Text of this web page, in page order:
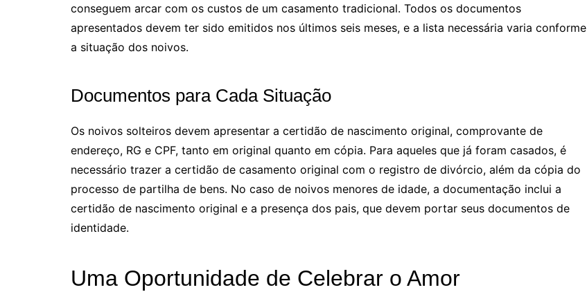
conseguem arcar com os custos de um casamento tradicional. Todos os documentos
apresentados devem ter sido emitidos nos últimos seis meses, e a lista necessária varia conforme
a situação dos noivos.
Documentos para Cada Situação
Os noivos solteiros devem apresentar a certidão de nascimento original, comprovante de
endereço, RG e CPF, tanto em original quanto em cópia. Para aqueles que já foram casados, é
necessário trazer a certidão de casamento original com o registro de divórcio, além da cópia do
processo de partilha de bens. No caso de noivos menores de idade, a documentação inclui a
certidão de nascimento original e a presença dos pais, que devem portar seus documentos de
identidade.
Uma Oportunidade de Celebrar o Amor